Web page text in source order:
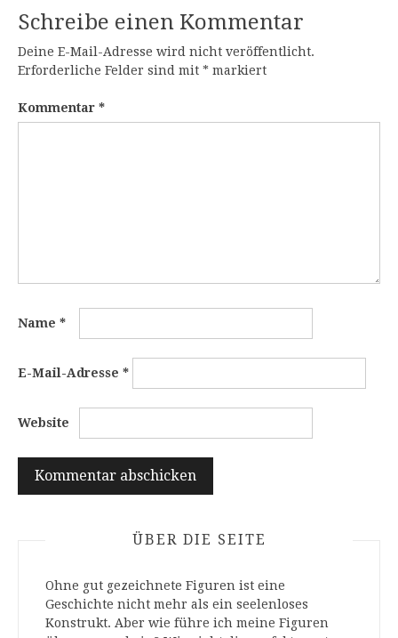
Schreibe einen Kommentar
Deine E-Mail-Adresse wird nicht veröffentlicht.
Erforderliche Felder sind mit * markiert
Kommentar *
Name *
E-Mail-Adresse *
Website
ÜBER DIE SEITE
Ohne gut gezeichnete Figuren ist eine
Geschichte nicht mehr als ein seelenloses
Konstrukt. Aber wie führe ich meine Figuren